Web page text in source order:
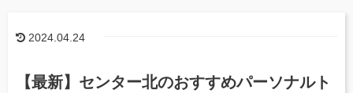
2024.04.24
【最新】センター北のおすすめパーソナルト